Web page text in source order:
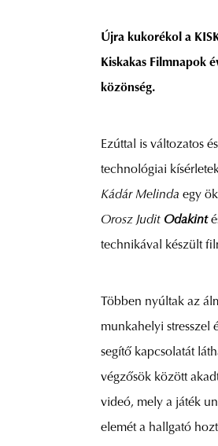
Újra kukorékol a
Kiskakas Filmnapok
közönség.
Ezúttal is változatos
technológiai
Kádár Melinda egy
Orosz Judit Odakint
technikával készült
Többen nyúltak az
munkahelyi stresszel
segítő kapcsolatát
végzősök között
videó, mely a játék
elemét a hallgató